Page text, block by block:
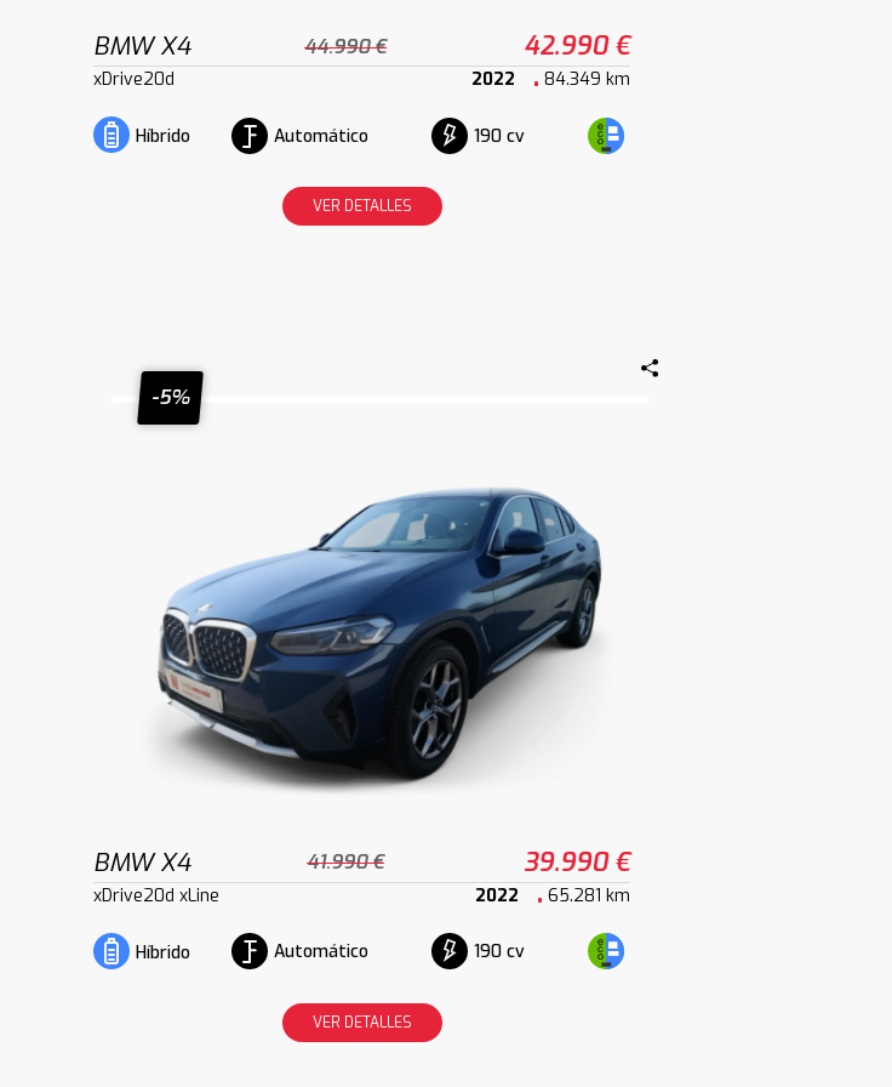
BMW X4 44.990 € 42.990 €
xDrive20d 2022 84.349 km
Híbrido Automático 190 cv
VER DETALLES
-5%
BMW X4 41.990 € 39.990 €
xDrive20d xLine 2022 65.281 km
Híbrido Automático 190 cv
VER DETALLES